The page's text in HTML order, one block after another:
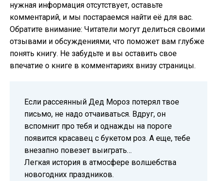
нужная информация отсутствует, оставьте
комментарий, и мы постараемся найти её для вас.
Обратите внимание: Читатели могут делиться своими
отзывами и обсуждениями, что поможет вам глубже
понять книгу. Не забудьте и вы оставить свое
впечатие о книге в комментариях внизу страницы.
Если рассеянный Дед Мороз потерял твое
письмо, не надо отчаиваться. Вдруг, он
вспомнит про тебя и однажды на пороге
появится красавец с букетом роз. А еще, тебе
внезапно повезет выиграть…
Легкая история в атмосфере волшебства
новогодних праздников.